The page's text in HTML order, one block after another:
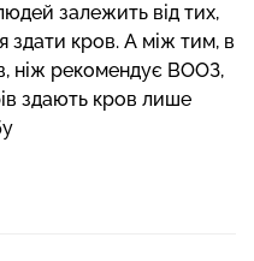
залежить від тих,
здати кров. А між тим, в
ніж рекомендує ВООЗ,
здають кров лише